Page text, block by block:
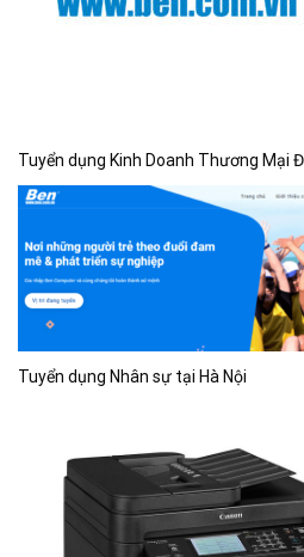
Tuyển dụng Kinh Doanh Thương Mại
Tuyển dụng Nhân sự tại Hà Nội